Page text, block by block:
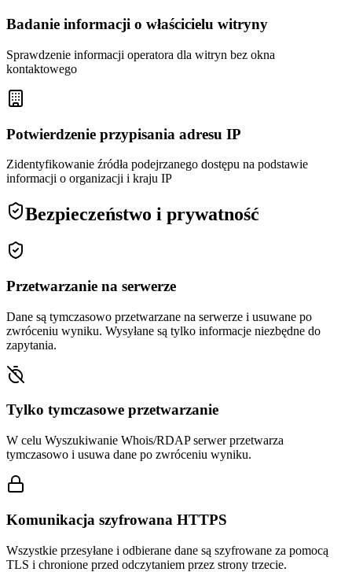
Badanie informacji o właścicielu witryny
Sprawdzenie informacji operatora dla witryn bez okna
kontaktowego
Potwierdzenie przypisania adresu IP
Zidentyfikowanie źródła podejrzanego dostępu na podstawie
informacji o organizacji i kraju IP
Bezpieczeństwo i prywatność
Przetwarzanie na serwerze
Dane są tymczasowo przetwarzane na serwerze i usuwane po
zwróceniu wyniku. Wysyłane są tylko informacje niezbędne do
zapytania.
Tylko tymczasowe przetwarzanie
W celu Wyszukiwanie Whois/RDAP serwer przetwarza
tymczasowo i usuwa dane po zwróceniu wyniku.
Komunikacja szyfrowana HTTPS
Wszystkie przesyłane i odbierane dane są szyfrowane za pomocą
TLS i chronione przed odczytaniem przez strony trzecie.